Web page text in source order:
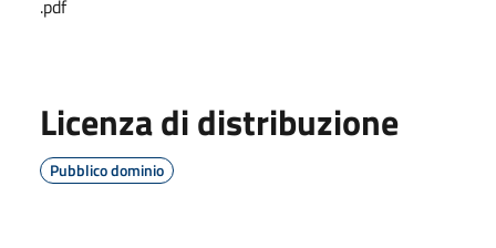
.pdf
Licenza di distribuzione
Pubblico dominio